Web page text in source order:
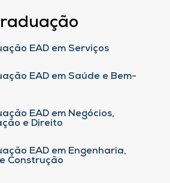
EAD em Serviços
EAD em Saúde e Bem-
EAD em Negócios,
e Direito
EAD em Engenharia,
Construção